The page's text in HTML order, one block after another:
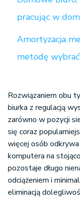
pracując w
Amortyzacja
metodę
Rozwiązaniem obu
biurka z regulacją
zarówno w pozycji
się coraz
więcej osób
komputera na
pozostaje długo
odciążeniem i
eliminacją